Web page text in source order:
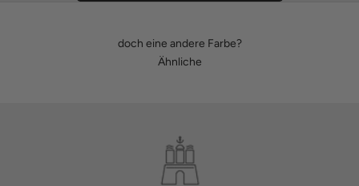
doch eine andere Farbe?
Ähnliche